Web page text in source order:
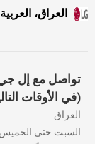
العراق، العربية
تواصل مع إل جي
(في الأوقات
العراق
السبت حتى